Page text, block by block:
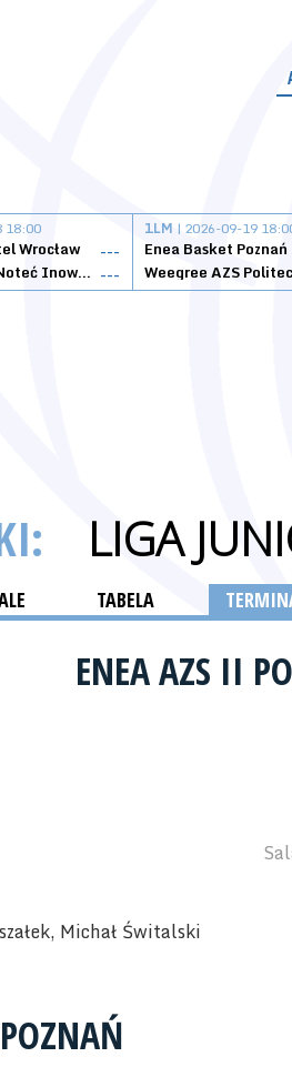
18:00
Wrocław
---
KSK Qemetica Noteć Inowrocław ---
1LM | 2026-09-19
Enea Basket Poznań
LIGA
TABELA
ENEA AZS II
Michał Świtalski